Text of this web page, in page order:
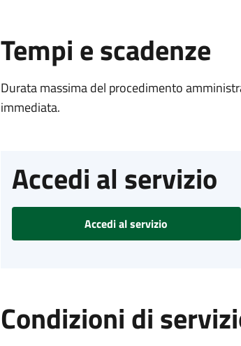
Tempi e scadenze
Durata massima del procedimento
immediata.
Accedi al servizio
Accedi al servizio
Condizioni di